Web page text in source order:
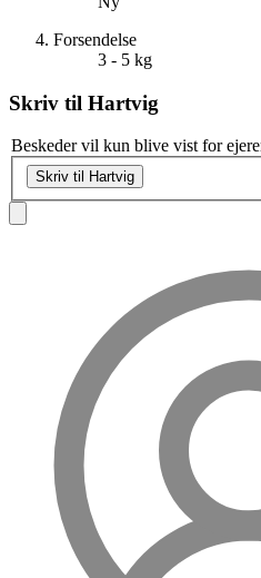
Forsendelse
3 - 5 kg
Skriv til Hartvig
Beskeder vil kun blive vist for
Skriv til Hartvig